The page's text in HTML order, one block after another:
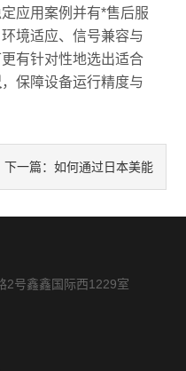
应用案例并有*售后服
境适应、信号兼容与
有针对性地选出适合
，保障设备运行精度与
下一篇： 如何通过日本美能
2号鑫鑫国际西1229室